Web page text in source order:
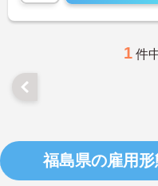
1 件
福島県の雇用